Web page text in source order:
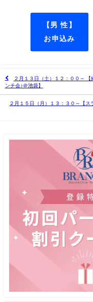
【男 性】
お申込み
２月１３日（土）１２：００～
ンチ会♪＠池袋】
２月１５日（月）１３：３０～【